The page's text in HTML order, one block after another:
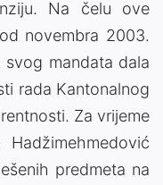
Na čelu ove
novembra 2003.
svog mandata dala
rada Kantonalnog
Za vrijeme
predmeta na